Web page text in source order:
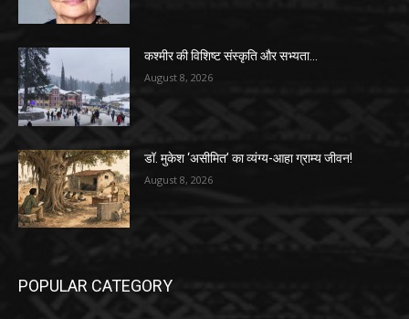
कश्मीर की विशिष्ट संस्कृति और सभ्यता…
August 8, 2026
डॉ. मुकेश ‘असीमित’ का व्यंग्य-आहा ग्राम्य जीवन!
August 8, 2026
POPULAR CATEGORY